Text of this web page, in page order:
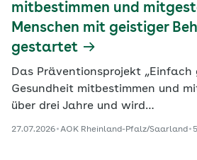
mitbestimmen und
Menschen mit geistiger
gestartet
Das Präventionsprojekt „Einfach
Gesundheit mitbestimmen und
über drei Jahre und wird…
27.07.2026 AOK Rheinland-Pfalz/Saarland